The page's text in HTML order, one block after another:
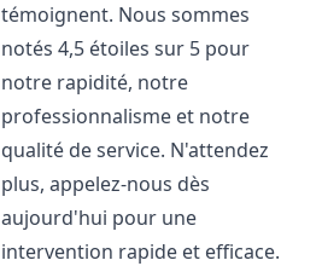
témoignent. Nous sommes
notés 4,5 étoiles sur 5 pour
notre rapidité, notre
professionnalisme et notre
qualité de service. N'attendez
plus, appelez-nous dès
aujourd'hui pour une
intervention rapide et efficace.